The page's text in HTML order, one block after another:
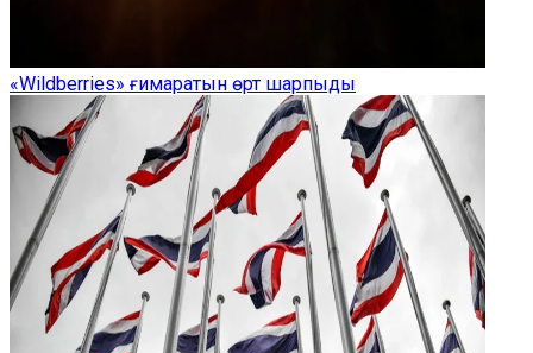
«Wildberries» ғимаратын өрт шарпыды